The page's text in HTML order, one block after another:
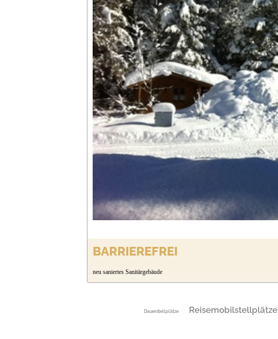
BARRIEREFREI
neu saniertes Sanitärgebäude
Dauerstellplätze Reisemobilstellplätze